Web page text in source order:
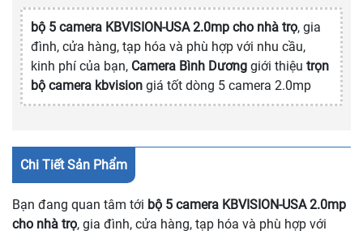
bộ 5 camera KBVISION-USA 2.0mp cho nhà trọ, gia
đình, cửa hàng, tạp hóa và phù hợp với nhu cầu,
kinh phí của bạn, Camera Bình Dương giới thiệu trọn
bộ camera kbvision giá tốt dòng 5 camera 2.0mp
Chi Tiết Sản Phẩm
Bạn đang quan tâm tới bộ 5 camera KBVISION-USA 2.0mp
cho nhà trọ, gia đình, cửa hàng, tạp hóa và phù hợp với